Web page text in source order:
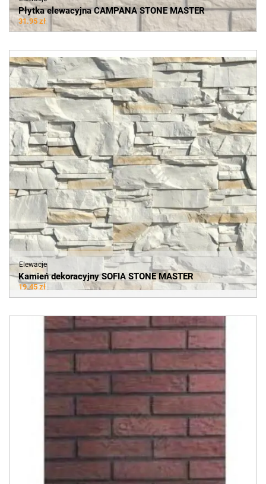
Płytka elewacyjna CAMPANA STONE MASTER
31.95 zł
Elewacje
Kamień dekoracyjny SOFIA STONE MASTER
19.45 zł